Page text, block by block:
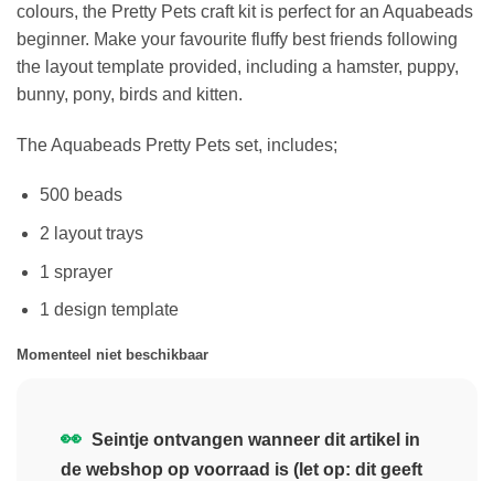
colours, the Pretty Pets craft kit is perfect for an Aquabeads
beginner. Make your favourite fluffy best friends following
the layout template provided, including a hamster, puppy,
bunny, pony, birds and kitten.
The Aquabeads Pretty Pets set, includes;
500 beads
2 layout trays
1 sprayer
1 design template
Momenteel niet beschikbaar
👀 Seintje ontvangen wanneer dit artikel in
de webshop op voorraad is (let op: dit geeft